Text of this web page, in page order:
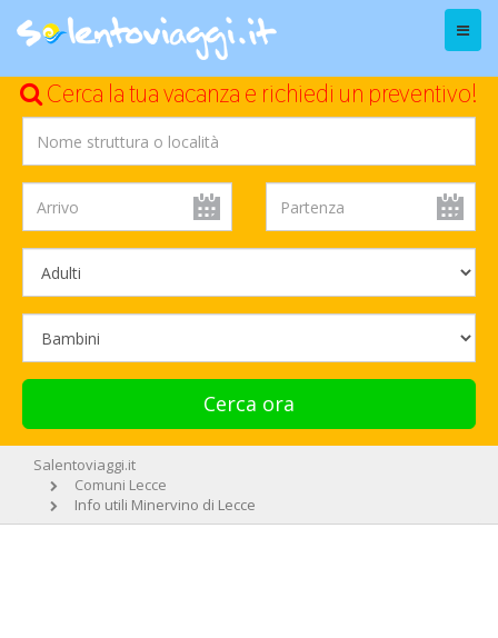
Menu
Cerca la tua vacanza e richiedi un preventivo!
Cerca ora
Salentoviaggi.it
Comuni Lecce
Info utili Minervino di Lecce